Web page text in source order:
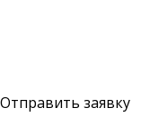
Отправить заявку